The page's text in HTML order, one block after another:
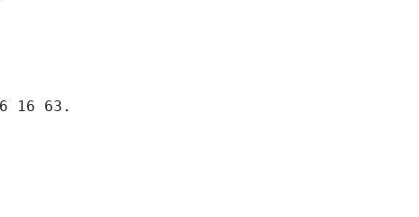
16 63.